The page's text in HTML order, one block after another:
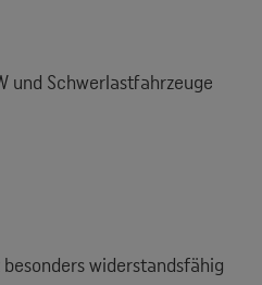
und Schwerlastfahrzeuge
widerstandsfähig